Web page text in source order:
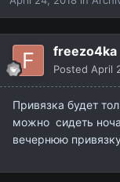
freezo4ka
Posted April
Привязка будет
можно сидеть
вечернюю